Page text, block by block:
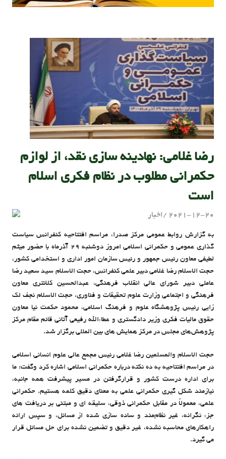
رضا غلامی: نهادینه سازی نقد، از لوازم
حکمرانی مطلوب در نظام فکری اسلام
است
2021-12-20
admin
اخبار
به گزارش روابط عمومی مرکز صدرا، مراسم افتتاحیه کنفرانس سیاست
گذاری عمومی و حکمرانی اسلامی امروز دوشنبه 29 آذرماه با حضور میثم
لطیفی معاون رئیس جمهور و رئیس سازمان امور اداری و استخدامی کشور،
حجت الاسلام رضا غلامی دبیر علمی کنفرانس، حجت الاسلام سید سعید رضا
عاملی دبیر شورای عالی انقلاب فرهنگی، عبدالحسین کلانتری معاون
فرهنگی و اجتماعی وزارت علوم تحقیقات و فناوری، حجت الاسلام نجف لک
زایی رئیس پژوهشگاه علوم و فرهنگ اسلامی، محمود حکمت نیا معاون
حقوق مالیات فکری وزیر دادگستری و عطاءالله رفیعی آتانی قائم مقام مرکز
پژوهش‌های مجلس در مرکز همایش های بین المللی برگزار شد.
حجت الاسلام والمسلمین رضا غلامی رئیس مجمع عالی علوم انسانی اسلامی
در مراسم افتتاحیه به ده نکته درباره حکمرانی اسلامی اشاره کرد وگفت: ما
برای اداره درست کشور و قرارگرفتن در مسیر پیشرفت همه جانبه،
نیازمند شکل گیری حکمرانی علمی به معنای دقیق کلمه هستیم. حکمرانی
علمی، معمولاً در مقابل حکمرانی ذوقی، سلیقه ای و مبتنی بر دریافت های
جزء نگرانه‌، غیر نظام‌مند و ساده سازی شده از مسائل، و سپس ارائه
راهکارهای محاسبه نشده، غیر دقیق و تضمین نشده برای حل مسائل قرار
می گیرد.